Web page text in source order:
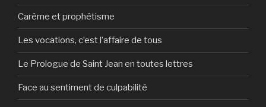
Carême et prophétisme
Les vocations, c’est l’affaire de tous
Le Prologue de Saint Jean en toutes lettres
Face au sentiment de culpabilité